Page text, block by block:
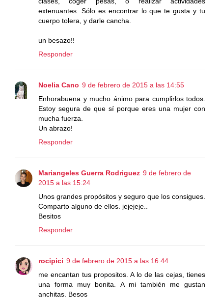
extenuantes. Sólo es encontrar lo que te gusta y tu
cuerpo tolera, y darle cancha.
un besazo!!
Responder
Noelia Cano 9 de febrero de 2015 a las 14:55
Enhorabuena y mucho ánimo para cumplirlos todos.
Estoy segura de que sí porque eres una mujer con
mucha fuerza.
Un abrazo!
Responder
Mariangeles Guerra Rodriguez 9 de febrero de
2015 a las 15:24
Unos grandes propósitos y seguro que los consigues.
Comparto alguno de ellos. jejejeje..
Besitos
Responder
rocipici 9 de febrero de 2015 a las 16:44
me encantan tus propositos. A lo de las cejas, tienes
una forma muy bonita. A mi también me gustan
anchitas. Besos